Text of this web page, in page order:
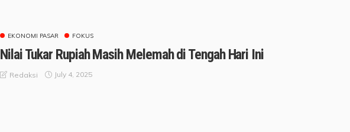
EKONOMI PASAR FOKUS
Nilai Tukar Rupiah Masih Melemah di Tengah Hari Ini
Redaksi July 4, 2025